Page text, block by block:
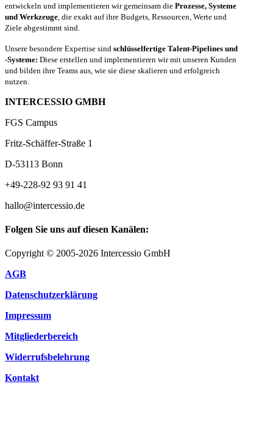
entwickeln und implementieren wir gemeinsam die Prozesse, Systeme
und Werkzeuge , die exakt auf ihre Budgets, Ressourcen, Werte und
Ziele abgestimmt sind.
Unsere besondere Expertise sind schlüsselfertige Talent-Pipelines und
-Systeme: Diese erstellen und implementieren wir mit unseren Kunden
und bilden ihre Teams aus, wie sie diese skalieren und erfolgreich
nutzen.
INTERCESSIO GMBH
FGS Campus
Fritz-Schäffer-Straße 1
D-53113 Bonn
+49-228-92 93 91 41
hallo@intercessio.de
Folgen Sie uns auf diesen Kanälen:
Copyright © 2005-2026 Intercessio GmbH
AGB
Datenschutzerklärung
Impressum
Mitgliederbereich
Widerrufsbelehrung
Kontakt